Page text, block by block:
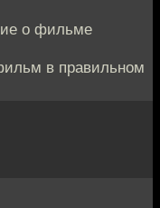
о фильме
в правильном